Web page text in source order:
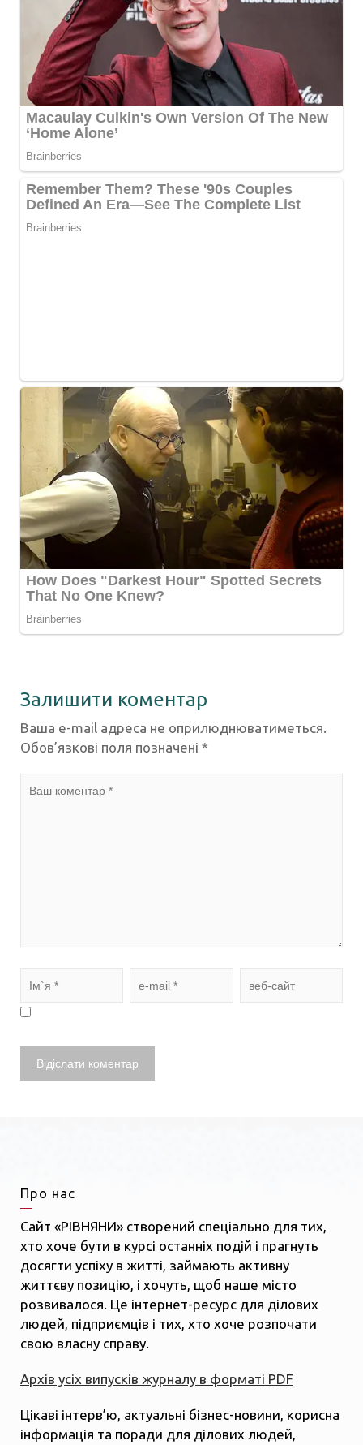
Залишити коментар
Ваша e-mail адреса не оприлюднюватиметься.
Обов’язкові поля позначені *
Про нас
Сайт «РІВНЯНИ» створений спеціально для тих,
хто хоче бути в курсі останніх подій і прагнуть
досягти успіху в житті, займають активну
життєву позицію, і хочуть, щоб наше місто
розвивалося. Це інтернет-ресурс для ділових
людей, підприємців і тих, хто хоче розпочати
свою власну справу.
Архів усіх випусків журналу в форматі PDF
Цікаві інтерв’ю, актуальні бізнес-новини, корисна
інформація та поради для ділових людей,